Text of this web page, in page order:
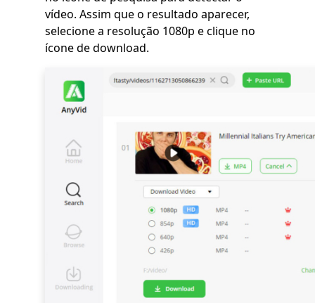
vídeo. Assim que o resultado aparecer,
selecione a resolução 1080p e clique no
ícone de download.